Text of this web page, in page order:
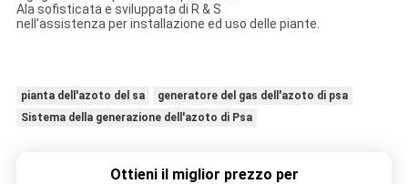
Ala sofisticata e sviluppata di R & S
nell'assistenza per installazione ed uso delle piante.
pianta dell'azoto del sa
generatore del gas dell'azoto di psa
Sistema della generazione dell'azoto di Psa
Ottieni il miglior prezzo per